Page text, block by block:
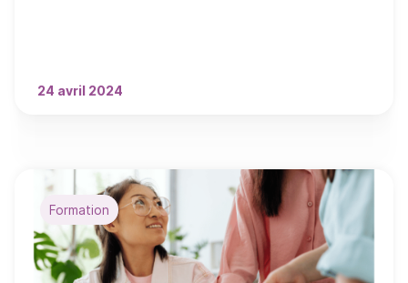
24 avril 2024
Formation